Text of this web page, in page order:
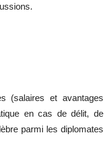
(salaires et avantages
en cas de délit, de
parmi les diplomates